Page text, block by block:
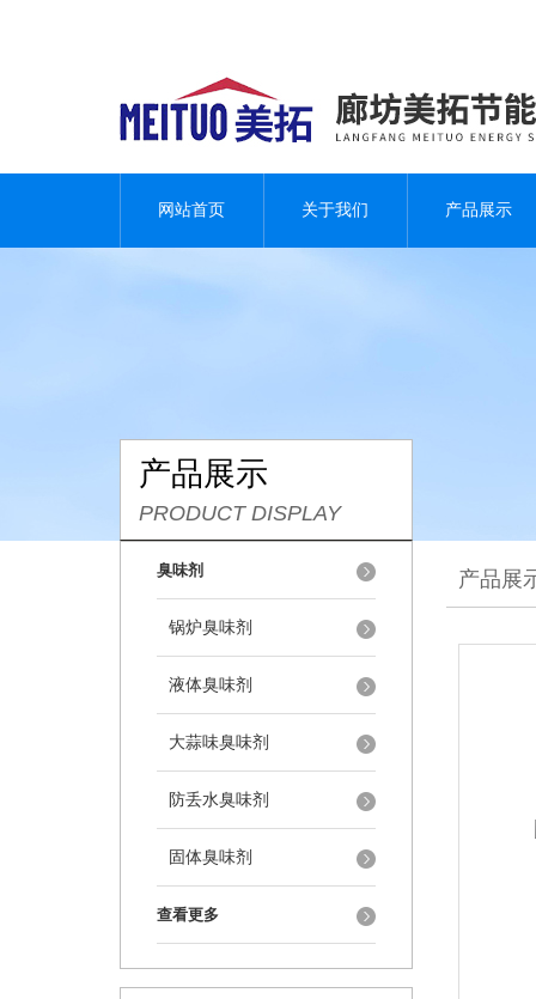
网站首页 关于我们 产品展示
产品展示
PRODUCT DISPLAY
臭味剂
锅炉臭味剂
液体臭味剂
大蒜味臭味剂
防丢水臭味剂
固体臭味剂
查看更多
产品展